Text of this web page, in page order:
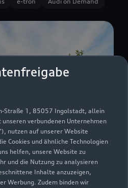
Straße 1, 85057 Ingolstadt, allein
verbundenen Unternehmen
nutzen auf unserer Website
Cookies und ähnliche Technologien
helfen, unsere Website zu
und die Nutzung zu analysieren
Inhalte anzuzeigen,
Werbung. Zudem binden wir